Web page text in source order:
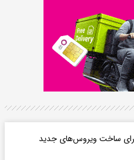
ساخت ویروس‌های جدید